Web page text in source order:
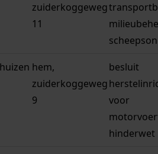
zuiderkoggeweg
11
hem,
zuiderkoggeweg
9
besluit
voor
hinderwet